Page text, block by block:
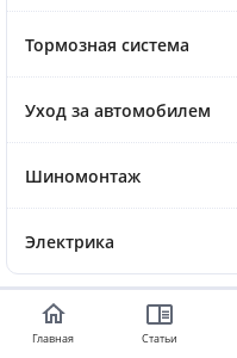
Тормозная система
Уход за автомобилем
Шиномонтаж
Электрика
Главная Статьи